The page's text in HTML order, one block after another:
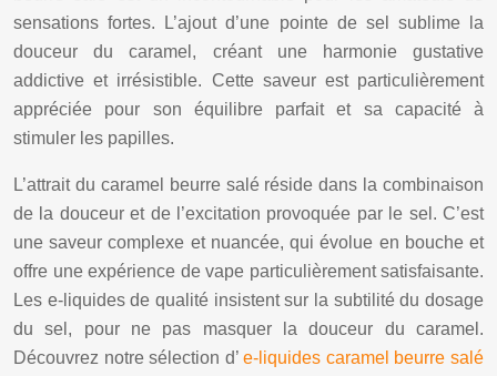
sensations fortes. L’ajout d’une pointe de sel sublime la
douceur du caramel, créant une harmonie gustative
addictive et irrésistible. Cette saveur est particulièrement
appréciée pour son équilibre parfait et sa capacité à
stimuler les papilles.
L’attrait du caramel beurre salé réside dans la combinaison
de la douceur et de l’excitation provoquée par le sel. C’est
une saveur complexe et nuancée, qui évolue en bouche et
offre une expérience de vape particulièrement satisfaisante.
Les e-liquides de qualité insistent sur la subtilité du dosage
du sel, pour ne pas masquer la douceur du caramel.
Découvrez notre sélection d’e-liquides caramel beurre salé